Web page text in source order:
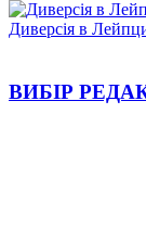
Диверсія в
ВИБІР